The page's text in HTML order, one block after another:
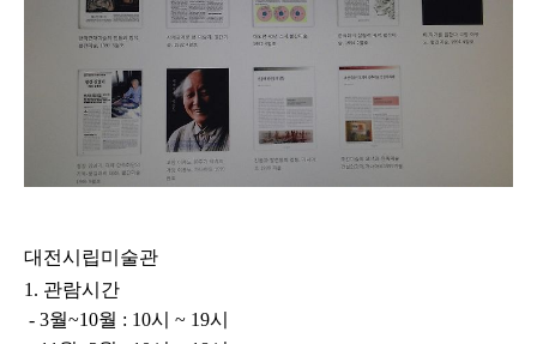
대전시립미술관
1. 관람시간
- 3월~10월 : 10시 ~ 19시